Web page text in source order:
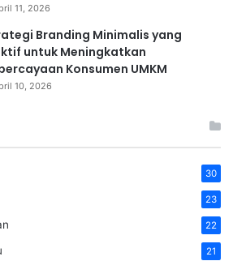
11, 2026
Branding Minimalis yang
untuk Meningkatkan
Konsumen UMKM
10, 2026
30
23
22
21